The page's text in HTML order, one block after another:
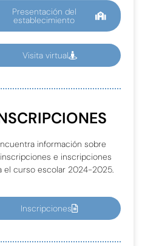
Presentación del
establecimiento
Visita virtual
información sobre
e inscripciones
el curso escolar 2024-2025.
Inscripciones